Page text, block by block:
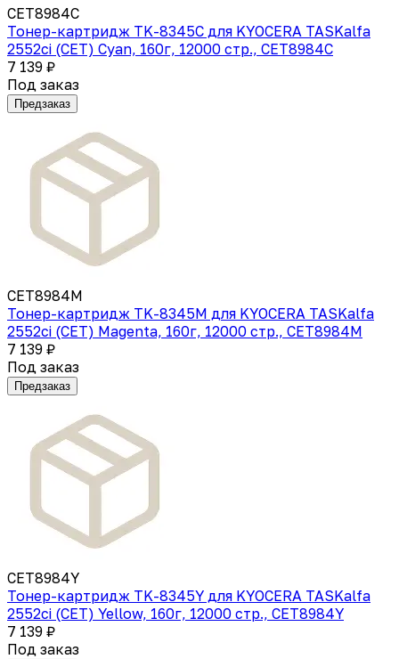
CET8984C
Тонер-картридж TK-8345C для KYOCERA TASKalfa
2552ci (CET) Cyan, 160г, 12000 стр., CET8984C
7 139 ₽
Под заказ
Предзаказ
CET8984M
Тонер-картридж TK-8345M для KYOCERA TASKalfa
2552ci (CET) Magenta, 160г, 12000 стр., CET8984M
7 139 ₽
Под заказ
Предзаказ
CET8984Y
Тонер-картридж TK-8345Y для KYOCERA TASKalfa
2552ci (CET) Yellow, 160г, 12000 стр., CET8984Y
7 139 ₽
Под заказ